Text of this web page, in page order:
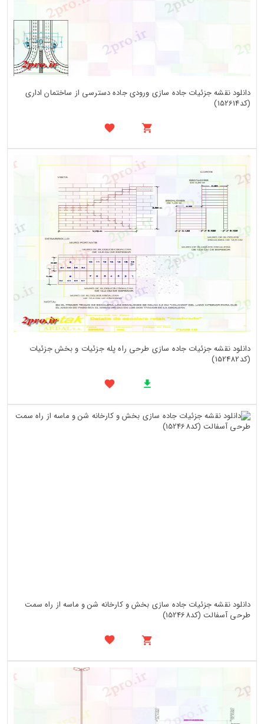
دانلود نقشه جزئیات جاده سازی ورودی جاده دسترسی از ساختمان اداری
(کد152614)
دانلود نقشه جزئیات جاده سازی طرحی راه پله جزئیات و بخش جزئیات
(کد152482)
دانلود نقشه جزئیات جاده سازی بخش و کارخانه شن و ماسه از راه سمت
طرحی آسفالت (کد152468)